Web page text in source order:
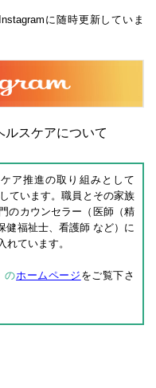
に随時更新していま
ルスケアについて
ア推進の取り組みとして
ています。職員とその家族
のカウンセラー（医師（精
健福祉士、看護師 など）に
ています。
のホームページ をご覧下さ